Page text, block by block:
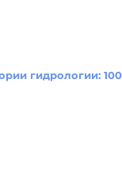
гидрологии: